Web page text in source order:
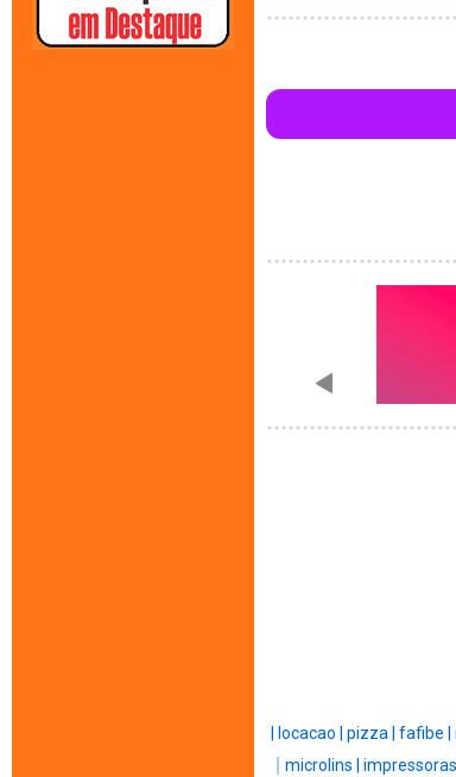
locacao | pizza | fafibe |
microlins | impressoras